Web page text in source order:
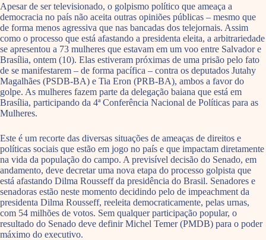
Apesar de ser televisionado, o golpismo político que ameaça a
democracia no país não aceita outras opiniões públicas – mesmo que
de forma menos agressiva que nas bancadas dos telejornais. Assim
como o processo que está afastando a presidenta eleita, a arbitrariedade
se apresentou a 73 mulheres que estavam em um voo entre Salvador e
Brasília, ontem (10). Elas estiveram próximas de uma prisão pelo fato
de se manifestarem – de forma pacífica – contra os deputados Jutahy
Magalhães (PSDB-BA) e Tia Eron (PRB-BA), ambos a favor do
golpe. As mulheres fazem parte da delegação baiana que está em
Brasília, participando da 4ª Conferência Nacional de Políticas para as
Mulheres.
Este é um recorte das diversas situações de ameaças de direitos e
políticas sociais que estão em jogo no país e que impactam diretamente
na vida da população do campo. A previsível decisão do Senado, em
andamento, deve decretar uma nova etapa do processo golpista que
está afastando Dilma Rousseff da presidência do Brasil. Senadores e
senadoras estão neste momento decidindo pelo de impeachment da
presidenta Dilma Rousseff, reeleita democraticamente, pelas urnas,
com 54 milhões de votos. Sem qualquer participação popular, o
resultado do Senado deve definir Michel Temer (PMDB) para o poder
máximo do executivo.